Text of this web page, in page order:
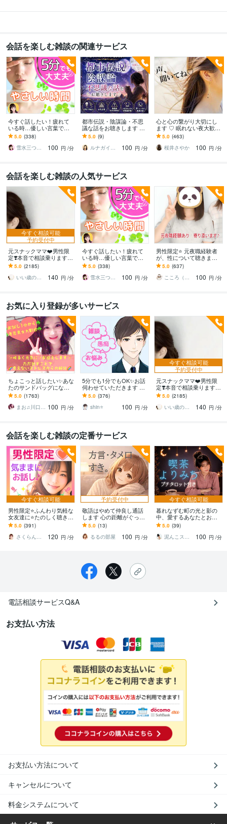
会話を楽しむ雑談の関連サービス
今すぐ話したい！疲れて
いる時…優しい言葉で話
します 何でもどうぞ✨愚
痴/恋愛♡/雑談/寂しい/モ
ヤモヤ/楽しい♪
5.0 (338)
雪水三つ葉☘️あったかコミュニケーション
100 円 /分
都市伝説・陰謀論・不思
議な話をお聴きします ☘️
周りに話しづらい話題も
気軽にどうぞ☘️
5.0 (9)
ルナガイド✦ 結月 Yuzuki
100 円 /分
心と心の繋がり大切にし
ます ♡ 眠れない夜大歓迎
♡私もなかなか寝れない
人なの
5.0 (463)
桜井さやか
100 円 /分
会話を楽しむ雑談の人気サービス
今すぐ相談可能
予約受付中
元スナックママ❤️男性限
定❣️本音で相談乗ります
私に頼ってみませんか❤️
味方になります。
5.0 (2185)
いい歳のエリー♡
140 円 /分
今すぐ話したい！疲れて
いる時…優しい言葉で話
します 何でもどうぞ✨愚
痴/恋愛♡/雑談/寂しい/モ
ヤモヤ/楽しい♪
5.0 (338)
雪水三つ葉☘️あったかコミュニケーション
100 円 /分
男性限定⭐️ 元夜職経験者
が、性について聴きます
性のお悩みや好きな趣
味…安心して打ち明けて
ねʕ•ᴥ•ʔ
5.0 (637)
こころ（＾_＾）
100 円 /分
お気に入り登録が多いサービス
ちょこっと話したい✨あな
たのサンドバッグになり
ます 女性も大歓迎✨秘密
厳守☘️話すことでお気持
ちが晴れやかに☘️
5.0 (1763)
まお♫川口茉央♫ 100 円 /分
5分でも1分でもOK✨お話
伺わせていただきます 愚
痴・相談・雑談なんでも
お話ください♪
5.0 (376)
shin⭐️
100 円 /分
今すぐ相談可能
予約受付中
元スナックママ❤️男性限
定❣️本音で相談乗ります
私に頼ってみませんか❤️
味方になります。
5.0 (2185)
いい歳のエリー♡
140 円 /分
会話を楽しむ雑談の定番サービス
今すぐ相談可能
男性限定⭐ふんわり気軽な
女友達に⭐たのしく聴きま
す お悩みから雑談☘️愚痴
ノロケも◎晩酌や寝る前
の癒しタイムに♬
5.0 (391)
さくらん♾️心理カウンセラー✨❤️✨
120 円 /分
予約受付中
敬語はやめて仲良し通話
します 心の距離がぐっと
近づく通話ータメ口・方
言歓迎ー
5.0 (13)
るるの部屋
100 円 /分
今すぐ相談可能
暮れなずむ町の光と影の
中、愛するあなたとお話
します オンリーワンのあ
なたの雑談・愚痴・悩み
を聞かせて！お気軽に♡
5.0 (39)
泥んこスピリチュアル♡麻弥（まや）
100 円 /分
電話相談サービスQ&A
お支払い方法
お支払い方法について
キャンセルについて
料金システムについて